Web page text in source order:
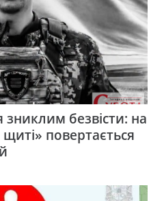
зниклим безвісти: на
повертається